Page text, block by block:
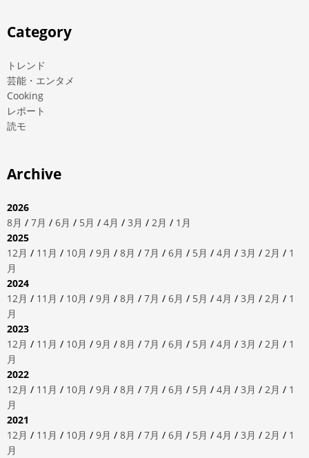
Category
トレンド
芸能・エンタメ
Cooking
レポート
読モ
Archive
2026
8月 / 7月 / 6月 / 5月 / 4月 / 3月 / 2月 / 1月
2025
12月 / 11月 / 10月 / 9月 / 8月 / 7月 / 6月 / 5月 / 4月 / 3月 / 2月 / 1
月
2024
12月 / 11月 / 10月 / 9月 / 8月 / 7月 / 6月 / 5月 / 4月 / 3月 / 2月 / 1
月
2023
12月 / 11月 / 10月 / 9月 / 8月 / 7月 / 6月 / 5月 / 4月 / 3月 / 2月 / 1
月
2022
12月 / 11月 / 10月 / 9月 / 8月 / 7月 / 6月 / 5月 / 4月 / 3月 / 2月 / 1
月
2021
12月 / 11月 / 10月 / 9月 / 8月 / 7月 / 6月 / 5月 / 4月 / 3月 / 2月 / 1
月